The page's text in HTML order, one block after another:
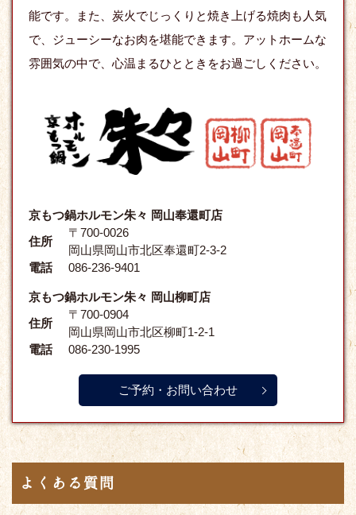
能です。また、炭火でじっくりと焼き上げる焼肉も人気
で、ジューシーなお肉を堪能できます。アットホームな
雰囲気の中で、心温まるひとときをお過ごしください。
京もつ鍋ホルモン朱々 岡山奉還町店
住所
〒700-0026
岡山県岡山市北区奉還町2-3-2
電話
086-236-9401
京もつ鍋ホルモン朱々 岡山柳町店
住所
〒700-0904
岡山県岡山市北区柳町1-2-1
電話
086-230-1995
ご予約・お問い合わせ
よくある質問